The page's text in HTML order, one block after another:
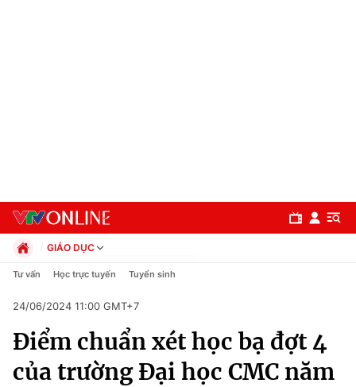
Chuyên mục
Chính trị
GIÁO DỤC
Chính trị
Pháp luật
Kinh tế
Thể thao
Truyền hình
Tư vấn Học trực tuyến Tuyển sinh
24/06/2024 11:00 GMT+7
Điểm chuẩn xét học bạ đợt 4
của trường Đại học CMC năm